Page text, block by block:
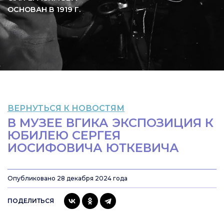
ОСНОВАН В 1919Г.
ВЕРНУТЬСЯ К НОВОСТЯМ
В МУЗЕЕ ВГИКА ЭКСПОЗИЦИЯ К
ЮБИЛЕЮ СЕРГЕЯ
ИОСИФОВИЧА ЮТКЕВИЧА
Опубликовано 28 декабря 2024 года
ПОДЕЛИТЬСЯ